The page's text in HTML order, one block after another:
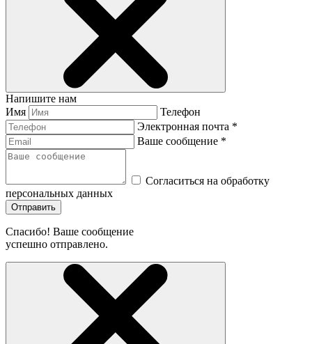
Напишите нам
Имя
Телефон
Электронная почта *
Ваше сообщение *
Согласиться на обработку
персональных данных
Отправить
Спасибо! Ваше сообщение
успешно отправлено.